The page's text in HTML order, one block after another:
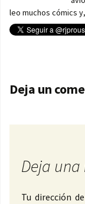
leo muchos cómics
Deja un
Deja
Tu dirección